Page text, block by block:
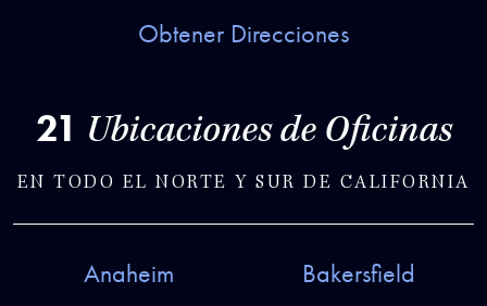
21 Ubicaciones de Oficinas
EN TODO EL NORTE Y SUR DE CALIFORNIA
Anaheim
Bakersfield
Obtener Direcciones